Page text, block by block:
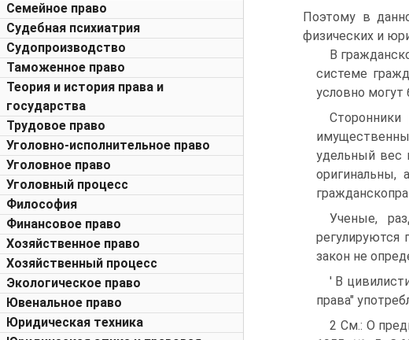
Семейное право
Судебная психиатрия
Судопроизводство
Таможенное право
Теория и история права и
государства
Трудовое право
Уголовно-исполнительное право
Уголовное право
Уголовный процесс
Философия
Финансовое право
Хозяйственное право
Хозяйственный процесс
Экологическое право
Ювенальное право
Юридическая техника
Поэтому в
физических и
В
системе
условно могут
удельный вес
оригинальны,
Ученые,
регулируются
закон не
' В
права"
2 См.: О